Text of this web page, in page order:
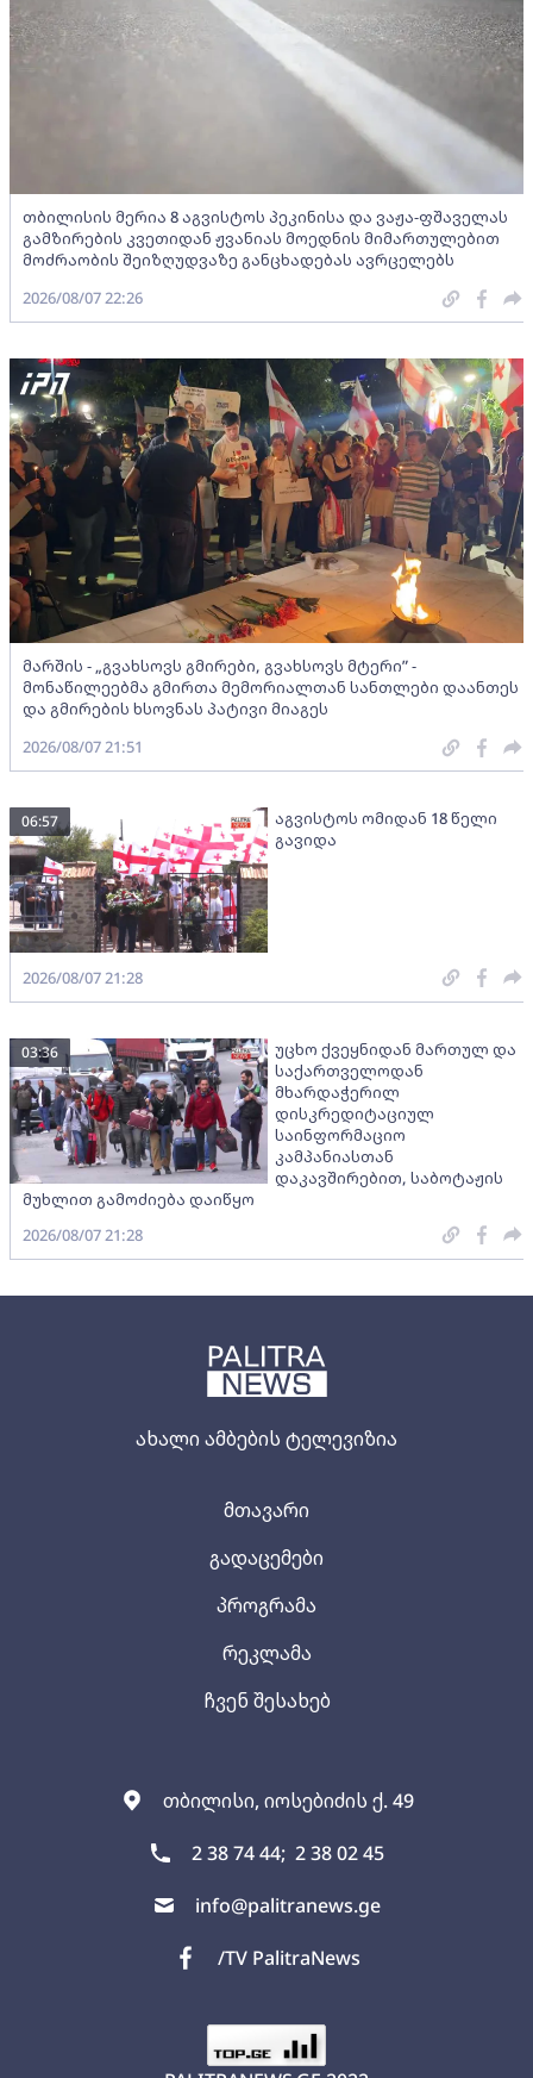
ახალი ამბების ტელევიზია
თბილისი, იოსებიძის ქ. 49
2 38 74 44; 2 38 02 45
info@palitranews.ge
/TV PalitraNews
მთავარი
გადაცემები
პროგრამა
რეკლამა
ჩვენ შესახებ
თბილისის მერია 8 აგვისტოს პეკინისა და ვაჟა-ფშაველას
გამზირების კვეთიდან ჟვანიას მოედნის მიმართულებით
მოძრაობის შეიზღუდვაზე განცხადებას ავრცელებს
2026/08/07 22:26
მარშის - „გვახსოვს გმირები, გვახსოვს მტერი” -
მონაწილეებმა გმირთა მემორიალთან სანთლები დაანთეს
და გმირების ხსოვნას პატივი მიაგეს
2026/08/07 21:51
აგვისტოს ომიდან 18 წელი
გავიდა
06:57
2026/08/07 21:28
უცხო ქვეყნიდან მართულ და
საქართველოდან
მხარდაჭერილ
დისკრედიტაციულ
საინფორმაციო
კამპანიასთან
დაკავშირებით, საბოტაჟის
მუხლით გამოძიება დაიწყო
03:36
2026/08/07 21:28